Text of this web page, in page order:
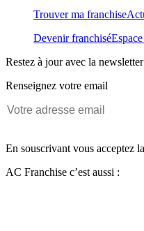
Trouver ma franchise
Devenir franchisé
Restez à jour avec la newsletter
Renseignez votre email
En souscrivant vous acceptez la
AC Franchise c’est aussi :